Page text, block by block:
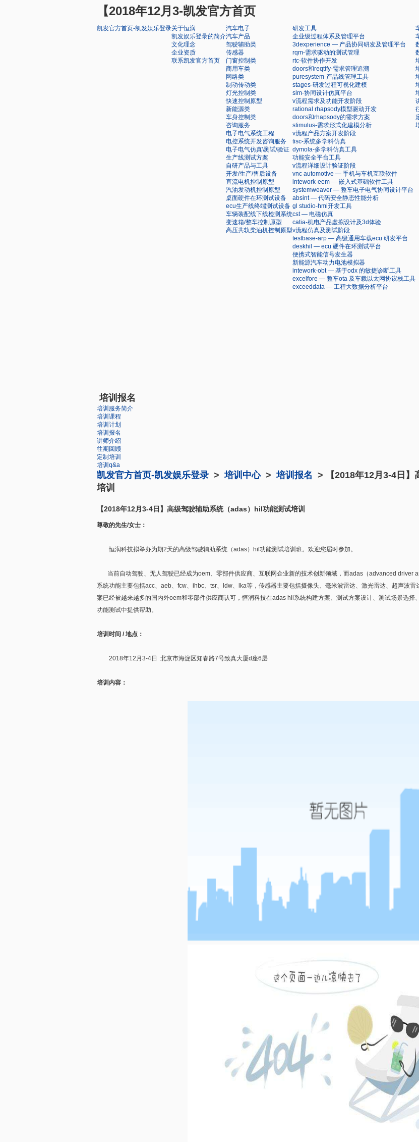
【2018年12月3-凯发官方首页
凯发官方首页-凯发娱乐登录关于恒润
凯发娱乐登录的简介
文化理念
企业资质
联系凯发官方首页
汽车电子
汽车产品
驾驶辅助类
传感器
门窗控制类
商用车类
网络类
制动传动类
灯光控制类
快速控制原型
新能源类
车身控制类
咨询服务
电子电气系统工程
电控系统开发咨询服务
电子电气仿真\测试\验证
生产线测试方案
自研产品与工具
开发/生产/售后设备
直流电机控制原型
汽油发动机控制原型
桌面硬件在环测试设备
ecu生产线终端测试设备
车辆装配线下线检测系统
变速箱/整车控制原型
高压共轨柴油机控制原型
研发工具
企业级过程体系及管理平台
3dexperience — 产品协同研发及管理平台
rqm-需求驱动的测试管理
rtc-软件协作开发
doors和reqtify-需求管理追溯
puresystem-产品线管理工具
stages-研发过程可视化建模
slm-协同设计仿真平台
v流程需求及功能开发阶段
rational rhapsody模型驱动开发
doors和rhapsody的需求方案
stimulus-需求形式化建模分析
v流程产品方案开发阶段
tisc-系统多学科仿真
dymola-多学科仿真工具
功能安全平台工具
v流程详细设计验证阶段
vnc automotive — 手机与车机互联软件
intework-eem — 嵌入式基础软件工具
systemweaver — 整车电子电气协同设计平台
absint — 代码安全静态性能分析
gl studio-hmi开发工具
cst — 电磁仿真
catia-机电产品虚拟设计及3d体验
v流程仿真及测试阶段
testbase-arp — 高级通用车载ecu 研发平台
deskhil — ecu 硬件在环测试平台
便携式智能信号发生器
新能源汽车动力电池模拟器
intework-obt — 基于odx 的敏捷诊断工具
excelfore — 整车ota 及车载以太网协议栈工具
exceeddata — 工程大数据分析平台
培训报名
培训服务简介
培训课程
培训计划
培训报名
讲师介绍
往期回顾
定制培训
培训q&a
凯发官方首页-凯发娱乐登录 >培训中心>培训报名 > 【2018年12月3-4日
培训
【2018年12月3-4日】高级驾驶辅助系统（adas）hil功能测试培训
尊敬的先生/女士：
恒润科技拟举办为期2天的高级驾驶辅助系统（adas）hil功能测试培训班。欢迎您届时参加。
当前自动驾驶、无人驾驶已经成为oem、零部件供应商、互联网企业新的技术创新领域，而adas（advanced driver
系统功能主要包括acc、aeb、fcw、ihbc、tsr、ldw、lka等，传感器主要包括摄像头、毫米波雷达、激光雷达、超声波
案已经被越来越多的国内外oem和零部件供应商认可，恒润科技在adas hil系统构建方案、测试方案设计、测试场景选择
功能测试中提供帮助。
培训时间 / 地点：
2018年12月3-4日 北京市海淀区知春路7号致真大厦d座6层
培训内容：